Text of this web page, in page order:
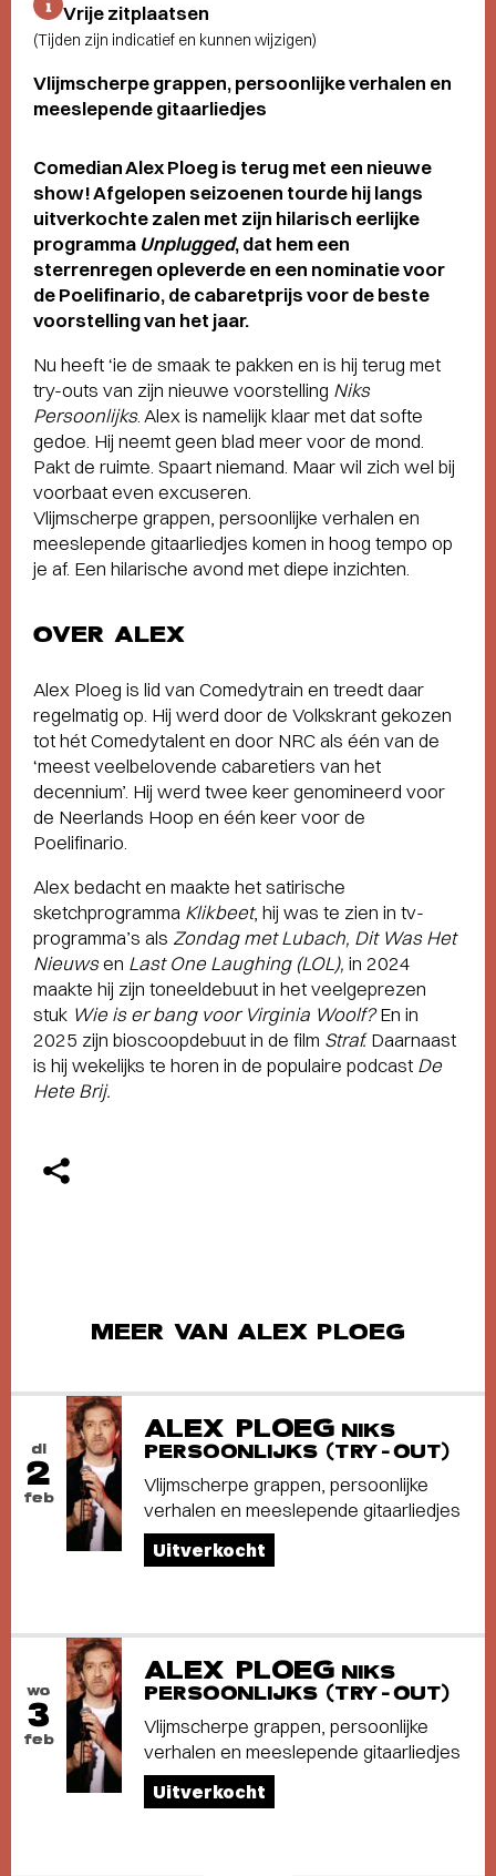
Vrije zitplaatsen
(Tijden zijn indicatief en kunnen wijzigen)
Vlijmscherpe grappen, persoonlijke verhalen en
meeslepende gitaarliedjes
Comedian Alex Ploeg is terug met een nieuwe
show! Afgelopen seizoenen tourde hij langs
uitverkochte zalen met zijn hilarisch eerlijke
programma Unplugged, dat hem een
sterrenregen opleverde en een nominatie voor
de Poelifinario, de cabaretprijs voor de beste
voorstelling van het jaar.
Nu heeft ‘ie de smaak te pakken en is hij terug met
try-outs van zijn nieuwe voorstelling Niks
Persoonlijks . Alex is namelijk klaar met dat softe
gedoe. Hij neemt geen blad meer voor de mond.
Pakt de ruimte. Spaart niemand. Maar wil zich wel bij
voorbaat even excuseren.
Vlijmscherpe grappen, persoonlijke verhalen en
meeslepende gitaarliedjes komen in hoog tempo op
je af. Een hilarische avond met diepe inzichten.
OVER ALEX
Alex Ploeg is lid van Comedytrain en treedt daar
regelmatig op. Hij werd door de Volkskrant gekozen
tot hét Comedytalent en door NRC als één van de
‘meest veelbelovende cabaretiers van het
decennium’. Hij werd twee keer genomineerd voor
de Neerlands Hoop en één keer voor de
Poelifinario.
Alex bedacht en maakte het satirische
sketchprogramma Klikbeet, hij was te zien in tv-
programma’s als Zondag met Lubach, Dit Was Het
Nieuwsen Last One Laughing (LOL), in 2024
maakte hij zijn toneeldebuut in het veelgeprezen
stuk Wie is er bang voor Virginia Woolf?En in
2025 zijn bioscoopdebuut in de film Straf.Daarnaast
is hij wekelijks te horen in de populaire podcast De
Hete Brij.
MEER VAN ALEX PLOEG
di
2
feb
ALEX PLOEG NIKS
PERSOONLIJKS (TRY-OUT)
Vlijmscherpe grappen, persoonlijke
verhalen en meeslepende gitaarliedjes
Uitverkocht
wo
3
feb
ALEX PLOEG NIKS
PERSOONLIJKS (TRY-OUT)
Vlijmscherpe grappen, persoonlijke
verhalen en meeslepende gitaarliedjes
Uitverkocht